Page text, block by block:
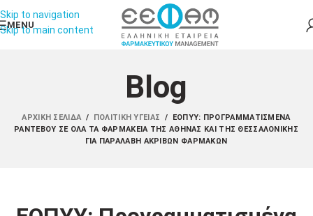
Skip to navigation
Skip to main content
MENU
Blog
ΑΡΧΙΚΉ ΣΕΛΊΔΑ / ΠΟΛΙΤΙΚΉ ΥΓΕΊΑΣ /
ΕΟΠΥΥ: ΠΡΟΓΡΑΜΜΑΤΙΣΜΈΝΑ
ΡΑΝΤΕΒΟΎ ΣΕ ΌΛΑ ΤΑ ΦΑΡΜΑΚΕΊΑ ΤΗΣ ΑΘΉΝΑΣ ΚΑΙ ΤΗΣ ΘΕΣΣΑΛΟΝΊΚΗΣ
ΓΙΑ ΠΑΡΑΛΑΒΉ ΑΚΡΙΒΏΝ ΦΑΡΜΆΚΩΝ